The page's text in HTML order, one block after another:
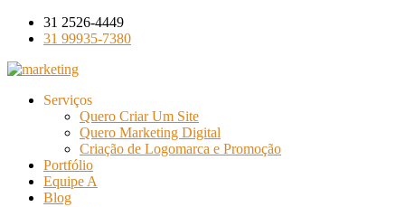
para
conteúdo
31 2526-4449
31 99935-7380
Serviços
Quero Criar Um Site
Quero Marketing Digital
Criação de Logomarca e Promoção
Portfólio
Equipe A
Blog